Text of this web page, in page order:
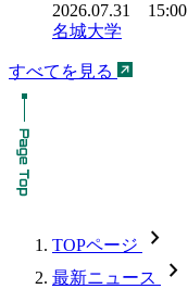
2026.07.31 15:00
名城大学
すべてを見る
TOPページ chevron_forward
最新ニュース chevron_forward